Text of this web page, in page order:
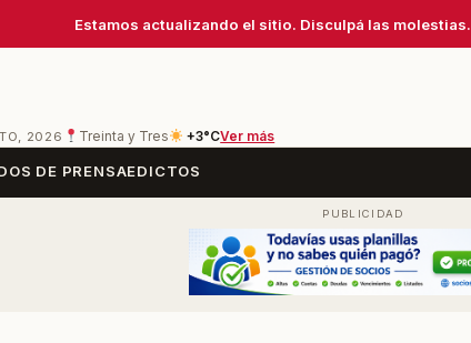
Estamos actualizando el sitio. Disculpá las molestias.
2026 Treinta y Tres +3°CVer más
DE PRENSAEDICTOS